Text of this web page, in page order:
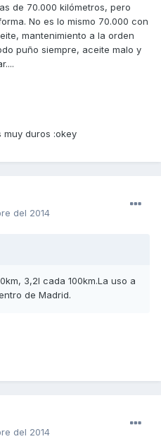
de 70.000 kilómetros, pero
No es lo mismo 70.000 con
mantenimiento a la orden
puño siempre, aceite malo y
muy duros :okey
del 2014
3,2l cada 100km.La uso a
de Madrid.
del 2014